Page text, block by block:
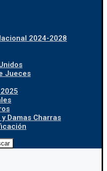
2024-2028
Jueces
Damas Charras